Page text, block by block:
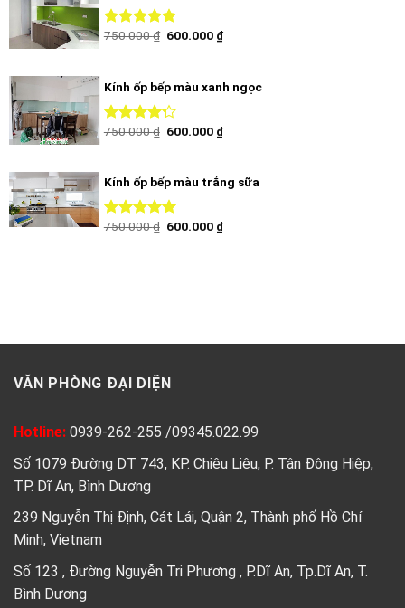
Được xếp
750.000₫ 600.000 ₫
Kính ốp bếp màu xanh ngọc
Được xếp
750.000₫ 600.000 ₫
Kính ốp bếp màu trắng sữa
Được xếp
750.000₫ 600.000 ₫
VĂN PHÒNG ĐẠI DIỆN
Hotline: 0939-262-255 /09345.022.99
Số 1079 Đường DT 743, KP. Chiêu Liêu, P. Tân Đông Hiệp,
TP. Dĩ An, Bình Dương
239 Nguyễn Thị Định, Cát Lái, Quận 2, Thành phố Hồ Chí
Minh, Vietnam
Số 123 , Đường Nguyễn Tri Phương , P.Dĩ An, Tp.Dĩ An, T.
Bình Dương